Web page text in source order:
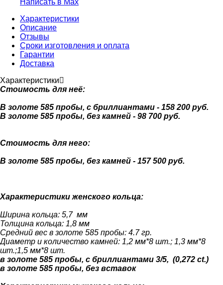
Характеристики
Описание
Отзывы
Сроки изготовления и оплата
Гарантии
Доставка
Характеристики
Стоимость для неё:
В золоте 585 пробы, с бриллиантами - 158 200 руб.
В золоте 585 пробы, без камней - 98 700 руб.
Стоимость для него:
В золоте 585 пробы, без камней - 157 500 руб.
Характеристики женского кольца:
Ширина кольца: 5,7 мм
Толщина кольца: 1,8 мм
Средний вес в золоте 585 пробы: 4.7 гр.
Диаметр и количество камней: 1,2 мм*8 шт.; 1,3 мм*8
шт.;1,5 мм*8 шт.
в золоте 585 пробы, с бриллиантами 3/5, (0,272 ct.)
в золоте 585 пробы, без вставок